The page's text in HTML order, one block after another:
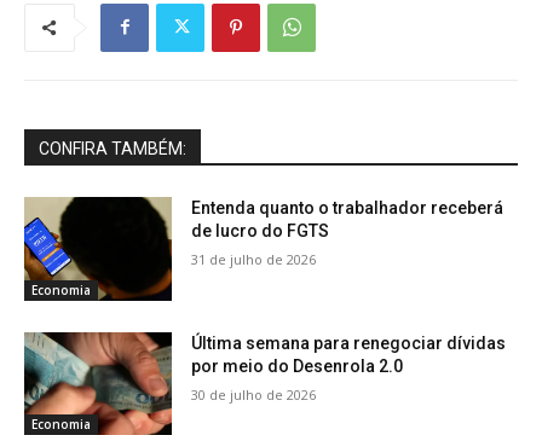
CONFIRA TAMBÉM:
Economia
Entenda quanto o trabalhador receberá
de lucro do FGTS
31 de julho de 2026
Economia
Última semana para renegociar dívidas
por meio do Desenrola 2.0
30 de julho de 2026